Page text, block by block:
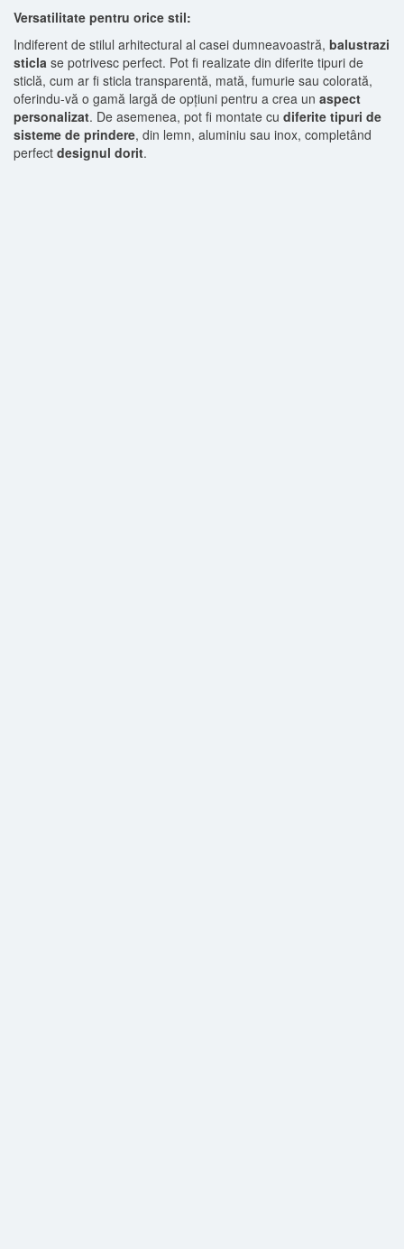
Versatilitate pentru orice stil:
Indiferent de stilul arhitectural al casei dumneavoastră, balustrazi
sticla se potrivesc perfect. Pot fi realizate din diferite tipuri de
sticlă, cum ar fi sticla transparentă, mată, fumurie sau colorată,
oferindu-vă o gamă largă de opțiuni pentru a crea un aspect
personalizat. De asemenea, pot fi montate cu diferite tipuri de
sisteme de prindere, din lemn, aluminiu sau inox, completând
perfect designul dorit.